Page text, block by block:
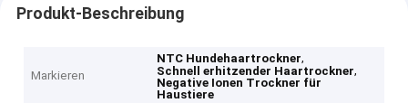
Produkt-Beschreibung
Markieren
NTC Hundehaartrockner,
Schnell erhitzender Haartrockner,
Negative Ionen Trockner für
Haustiere